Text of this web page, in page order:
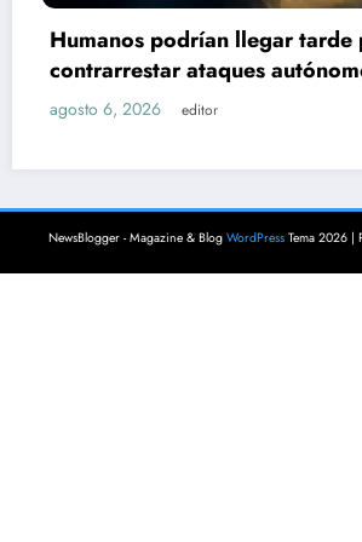
podrían llegar tarde para
ataques autónomos de IA:
editor